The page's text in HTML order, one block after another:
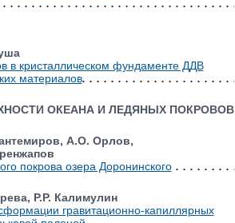
в кристаллическом фундаменте ДДВ
материалов
ОКЕАНА И ЛЕДЯНЫХ ПОКРОВОВ
А.О. Орлов,
покрова озера Доронинского
Р.Р. Калимулин
гравитационно-капиллярных